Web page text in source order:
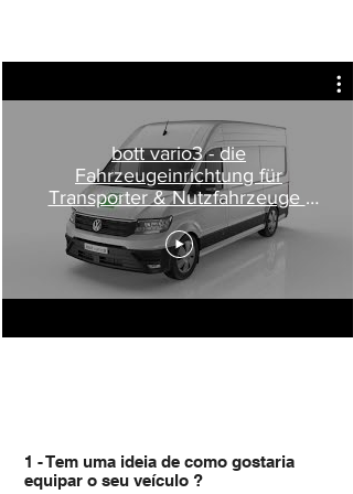
bott vario3 - die
Fahrzeugeinrichtung für
Transporter & Nutzfahrzeuge |
Ladungssicherung
1 - Tem uma ideia de como gostaria
equipar o seu veículo ?